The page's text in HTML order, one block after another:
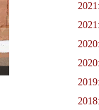
2021:
2021:
2020:
2020:
2019:
2018: